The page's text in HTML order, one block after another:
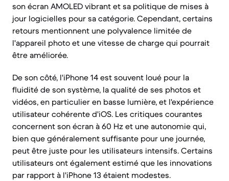
son écran AMOLED vibrant et sa politique de mises à
jour logicielles pour sa catégorie. Cependant, certains
retours mentionnent une polyvalence limitée de
l'appareil photo et une vitesse de charge qui pourrait
être améliorée.
De son côté, l'iPhone 14 est souvent loué pour la
fluidité de son système, la qualité de ses photos et
vidéos, en particulier en basse lumière, et l'expérience
utilisateur cohérente d'iOS. Les critiques courantes
concernent son écran à 60 Hz et une autonomie qui,
bien que généralement suffisante pour une journée,
peut être juste pour les utilisateurs intensifs. Certains
utilisateurs ont également estimé que les innovations
par rapport à l'iPhone 13 étaient modestes.